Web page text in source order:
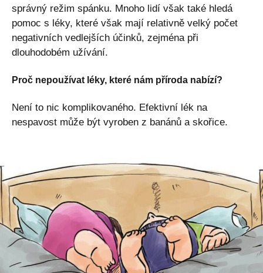
správný režim spánku. Mnoho lidí však také hledá
pomoc s léky, které však mají relativně velký počet
negativních vedlejších účinků, zejména při
dlouhodobém užívání.
Proč nepoužívat léky, které nám příroda nabízí?
Není to nic komplikovaného. Efektivní lék na
nespavost může být vyroben z banánů a skořice.